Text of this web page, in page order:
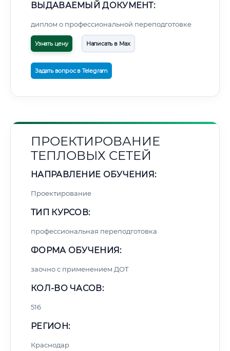
ВЫДАВАЕМЫЙ ДОКУМЕНТ:
диплом о профессиональной переподготовке
Узнать цену Написать в Max
Задать вопрос в Telegram
ПРОЕКТИРОВАНИЕ
ТЕПЛОВЫХ СЕТЕЙ
НАПРАВЛЕНИЕ ОБУЧЕНИЯ:
Проектирование
ТИП КУРСОВ:
профессиональная переподготовка
ФОРМА ОБУЧЕНИЯ:
заочно с применением ДОТ
КОЛ-ВО ЧАСОВ:
516
РЕГИОН:
Краснодар